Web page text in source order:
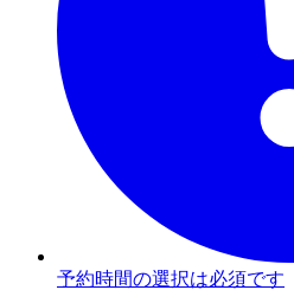
予約時間の選択は必須です